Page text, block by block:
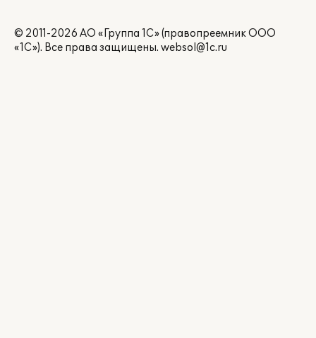
© 2011-2026 АО «Группа 1С» (правопреемник ООО
«1С»). Все права защищены. websol@1c.ru